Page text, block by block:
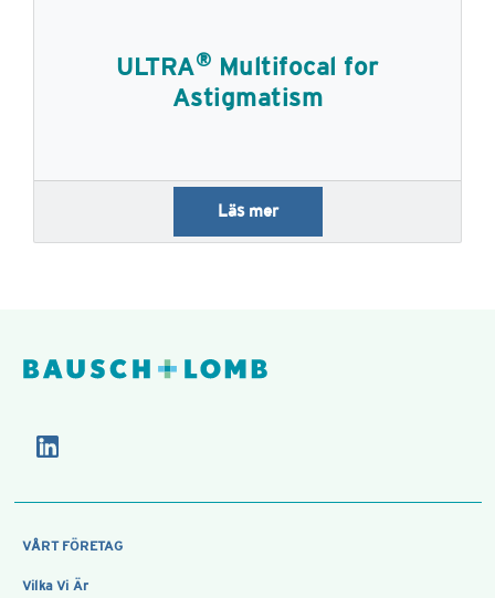
ULTRA® Multifocal for
Astigmatism
Läs mer
VÅRT FÖRETAG
Vilka Vi Är